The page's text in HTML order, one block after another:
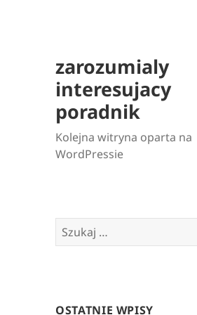
zarozumialy
interesujacy
poradnik
Kolejna witryna oparta na
WordPressie
Szukaj:
OSTATNIE WPISY